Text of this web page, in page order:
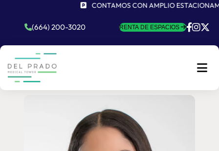
CONTAMOS CON AMPLIO
(664) 200-3020 RENTA DE ESPACIOS